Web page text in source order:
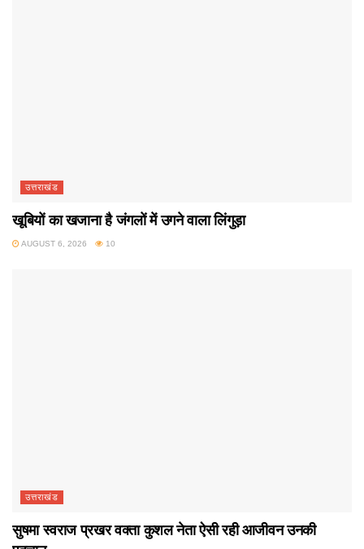
उत्तराखंड
खूबियों का खजाना है जंगलों में उगने वाला लिंगुड़ा
AUGUST 6, 2026 10
उत्तराखंड
सुषमा स्वराज प्रखर वक्ता कुशल नेता ऐसी रही आजीवन उनकी